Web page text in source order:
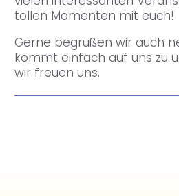
tollen Momenten mit euch!
Gerne begrüßen wir auch
kommt einfach auf uns zu
wir freuen uns.